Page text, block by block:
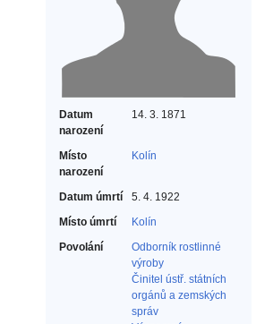
Datum
narození
14. 3. 1871
Místo
narození
Kolín
Datum úmrtí
5. 4. 1922
Místo úmrtí
Kolín
Povolání
Odborník rostlinné
výroby‎
Činitel ústř. státních
orgánů a zemských
správ‎